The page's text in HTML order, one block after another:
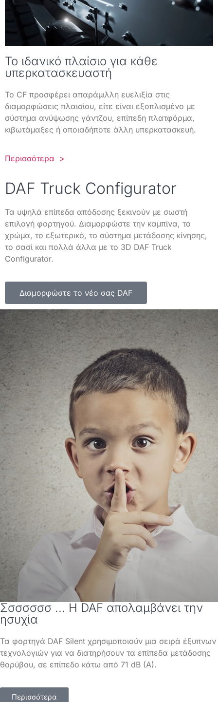
Το ιδανικό πλαίσιο για κάθε
υπερκατασκευαστή
Το CF προσφέρει απαράμιλλη ευελιξία στις
διαμορφώσεις πλαισίου, είτε είναι εξοπλισμένο με
σύστημα ανύψωσης γάντζου, επίπεδη πλατφόρμα,
κιβωτάμαξες ή οποιαδήποτε άλλη υπερκατασκευή.
Περισσότερα >
DAF Truck Configurator
Τα υψηλά επίπεδα απόδοσης ξεκινούν με σωστή
επιλογή φορτηγού. Διαμορφώστε την καμπίνα, το
χρώμα, το εξωτερικό, το σύστημα μετάδοσης κίνησης,
το σασί και πολλά άλλα με το 3D DAF Truck
Configurator.
Διαμορφώστε το νέο σας DAF
Σσσσσσσ ... Η DAF απολαμβάνει την
ησυχία
Τα φορτηγά DAF Silent χρησιμοποιούν μια σειρά έξυπνων
τεχνολογιών για να διατηρήσουν τα επίπεδα μετάδοσης
θορύβου, σε επίπεδο κάτω από 71 dB (A).
Περισσότερα